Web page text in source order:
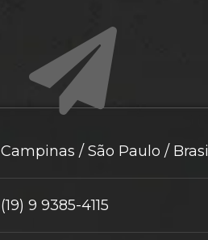
Campinas / São Paulo / Brasil
(19) 9 9385-4115